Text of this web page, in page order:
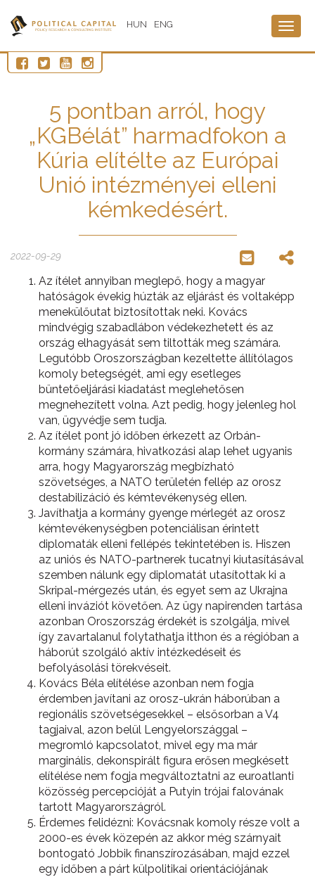
HUN ENG
5 pontban arról, hogy
„KGBélát” harmadfokon a
Kúria elítélte az Európai
Unió intézményei elleni
kémkedésért.
2022-09-29
Az ítélet annyiban meglepő, hogy a magyar
hatóságok évekig húzták az eljárást és voltaképp
menekülőutat biztosítottak neki. Kovács
mindvégig szabadlábon védekezhetett és az
ország elhagyását sem tiltották meg számára.
Legutóbb Oroszországban kezeltette állítólagos
komoly betegségét, ami egy esetleges
büntetőeljárási kiadatást meglehetősen
megnehezített volna. Azt pedig, hogy jelenleg hol
van, ügyvédje sem tudja.
Az ítélet pont jó időben érkezett az Orbán-
kormány számára, hivatkozási alap lehet ugyanis
arra, hogy Magyarország megbízható
szövetséges, a NATO területén fellép az orosz
destabilizáció és kémtevékenység ellen.
Javíthatja a kormány gyenge mérlegét az orosz
kémtevékenységben potenciálisan érintett
diplomaták elleni fellépés tekintetében is. Hiszen
az uniós és NATO-partnerek tucatnyi kiutasításával
szemben nálunk egy diplomatát utasítottak ki a
Skripal-mérgezés után, és egyet sem az Ukrajna
elleni inváziót követően. Az ügy napirenden tartása
azonban Oroszország érdekét is szolgálja, mivel
így zavartalanul folytathatja itthon és a régióban a
háborút szolgáló aktív intézkedéseit és
befolyásolási törekvéseit.
Kovács Béla elítélése azonban nem fogja
érdemben javítani az orosz-ukrán háborúban a
regionális szövetségesekkel – elsősorban a V4
tagjaival, azon belül Lengyelországgal –
megromló kapcsolatot, mivel egy ma már
marginális, dekonspirált figura erősen megkésett
elítélése nem fogja megváltoztatni az euroatlanti
közösség percepcióját a Putyin trójai falovának
tartott Magyarországról.
Érdemes felidézni: Kovácsnak komoly része volt a
2000-es évek közepén az akkor még szárnyait
bontogató Jobbik finanszírozásában, majd ezzel
egy időben a párt külpolitikai orientációjának